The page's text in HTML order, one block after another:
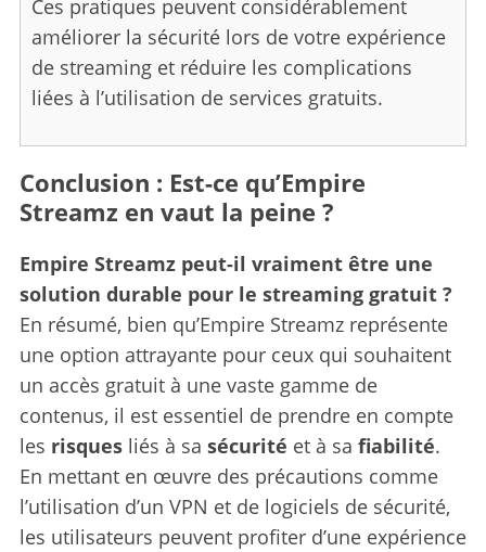
Ces pratiques peuvent considérablement
améliorer la sécurité lors de votre expérience
de streaming et réduire les complications
liées à l’utilisation de services gratuits.
Conclusion : Est-ce qu’Empire
Streamz en vaut la peine ?
Empire Streamz peut-il vraiment être une
solution durable pour le streaming gratuit ?
En résumé, bien qu’Empire Streamz représente
une option attrayante pour ceux qui souhaitent
un accès gratuit à une vaste gamme de
contenus, il est essentiel de prendre en compte
les risquesliés à sa sécurité et à sa fiabilité.
En mettant en œuvre des précautions comme
l’utilisation d’un VPN et de logiciels de sécurité,
les utilisateurs peuvent profiter d’une expérience